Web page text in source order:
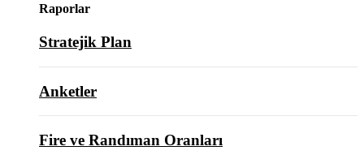
Raporlar
Stratejik Plan
Anketler
Fire ve Randıman Oranları